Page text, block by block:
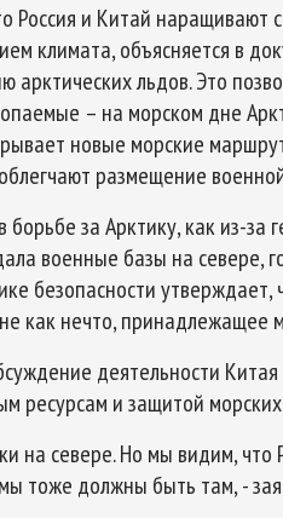
Россия и Китай наращивают
климата, объясняется в
арктических льдов. Это
– на морском дне
новые морские
размещение
борьбе за Арктику, как из-
военные базы на севере,
безопасности
как нечто, принадлежащее
деятельности Китая
ресурсам и защитой
на севере. Но мы видим, что
тоже должны быть там, -